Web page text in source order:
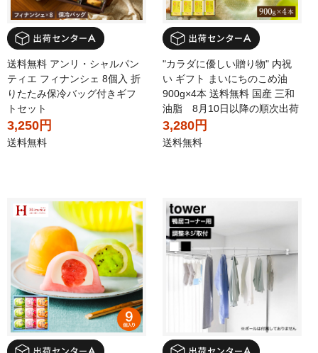
送料無料 アンリ・シャルパン
ティエ フィナンシェ 8個入 折
りたたみ保冷バッグ付きギフ
トセット
3,250円
送料無料
"カラダに優しい贈り物" 内祝
い ギフト まいにちのこめ油
900g×4本 送料無料 国産 三和
油脂 8月10日以降の順次出荷
3,280円
送料無料